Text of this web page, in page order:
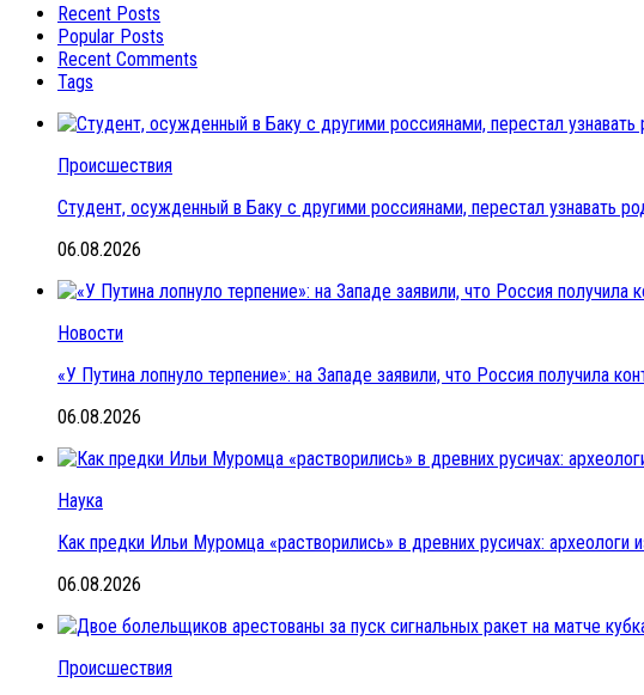
Recent Posts
Popular Posts
Recent Comments
Tags
Происшествия
Студент, осужденный в Баку с другими россиянами, перестал узнавать
06.08.2026
Новости
«У Путина лопнуло терпение»: на Западе заявили, что Россия
06.08.2026
Наука
Как предки Ильи Муромца «растворились» в древних русичах:
06.08.2026
Происшествия